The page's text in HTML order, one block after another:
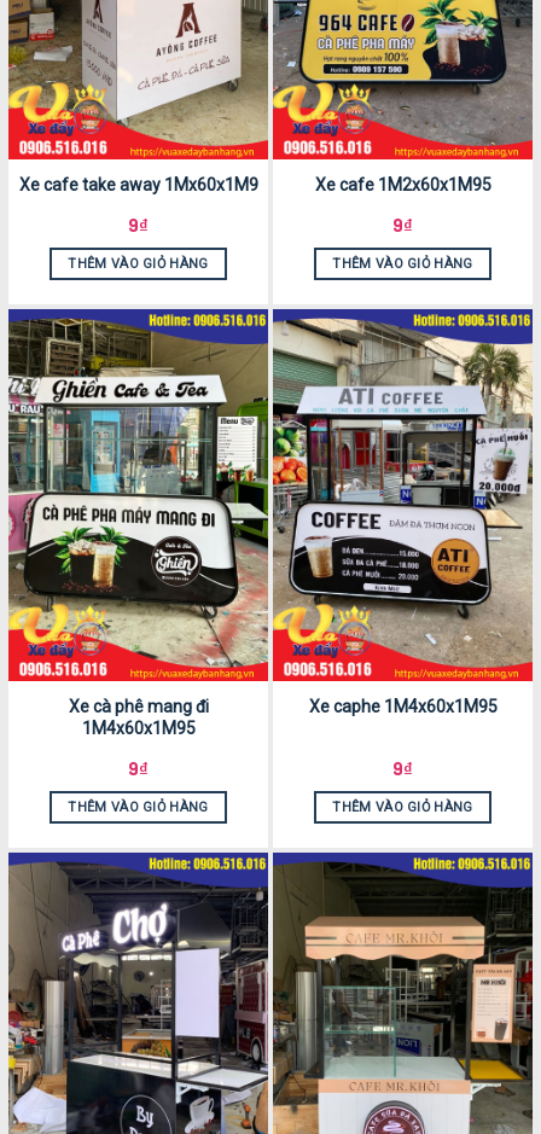
Xe cafe take away 1Mx60x1M9
9₫
THÊM VÀO GIỎ HÀNG
Xe cafe 1M2x60x1M95
9₫
THÊM VÀO GIỎ HÀNG
Xe cà phê mang đi
1M4x60x1M95
9₫
THÊM VÀO GIỎ HÀNG
Xe caphe 1M4x60x1M95
9₫
THÊM VÀO GIỎ HÀNG